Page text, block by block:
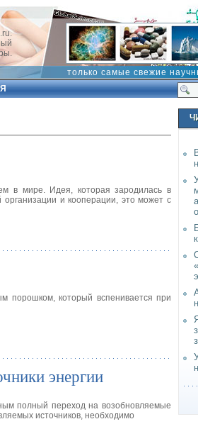
только самые свежие
в мире. Идея, которая зародилась в
и кооперации, это может с
порошком, который вспенивается при
энергии
полный переход на возобновляемые
источников, необходимо